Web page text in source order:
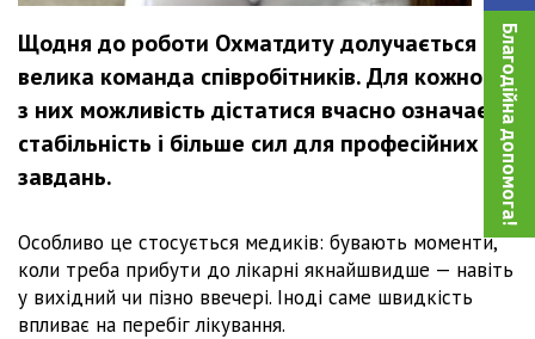
Благодійна допомога!
Щодня до роботи Охматдиту долучається
велика команда співробітників. Для кожного
з них можливість дістатися вчасно означає
стабільність і більше сил для професійних
завдань.
Особливо це стосується медиків: бувають моменти,
коли треба прибути до лікарні якнайшвидше — навіть
у вихідний чи пізно ввечері. Іноді саме швидкість
впливає на перебіг лікування.